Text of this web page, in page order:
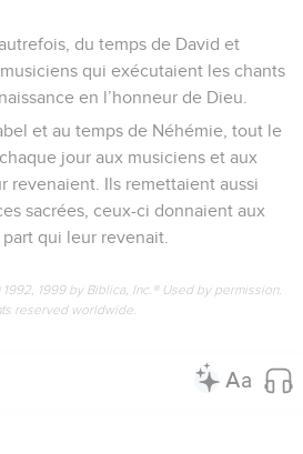
du temps de David et
qui exécutaient les chants
en l’honneur de Dieu.
et au temps de Néhémie, tout le
jour aux musiciens et aux
revenaient. Ils remettaient aussi
sacrées, ceux-ci donnaient aux
qui leur revenait.
1999 by Biblica, Inc.® Used by permission.
reserved worldwide.